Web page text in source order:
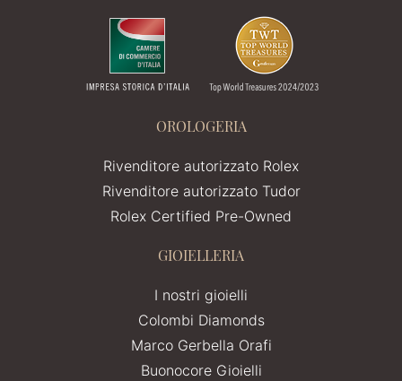
OROLOGERIA
Rivenditore autorizzato Rolex
Rivenditore autorizzato Tudor
Rolex Certified Pre-Owned
GIOIELLERIA
I nostri gioielli
Colombi Diamonds
Marco Gerbella Orafi
Buonocore Gioielli